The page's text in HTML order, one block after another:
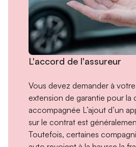
L'accord de l'assureur
Vous devez demander à votre
extension de garantie pour la
accompagnée L’ajout d’un
sur le contrat est
Toutefois, certaines